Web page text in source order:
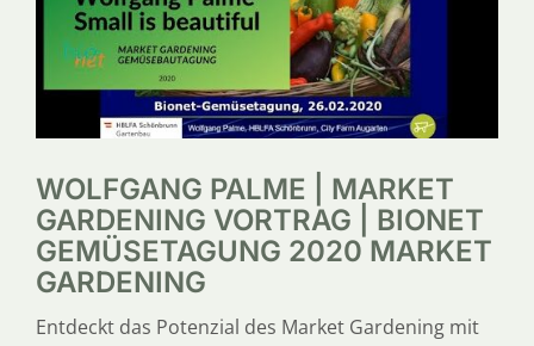
WOLFGANG PALME | MARKET
GARDENING VORTRAG | BIONET
GEMÜSETAGUNG 2020 MARKET
GARDENING
Entdeckt das Potenzial des Market Gardening mit